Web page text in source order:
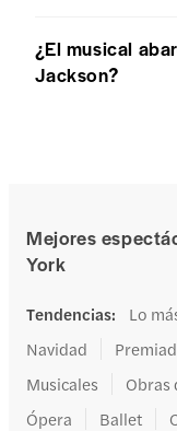
¿El musical
Jackson?
Mejores
York
Tendencias: Lo
Navidad
Musicales
Obras
Ópera
Ballet